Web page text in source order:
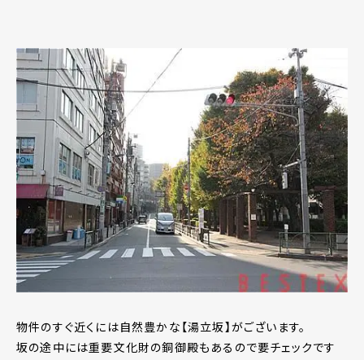
物件のすぐ近くには自然豊かな【湯立坂】がございます。
坂の途中には重要文化財の銅御殿もあるので要チェックです